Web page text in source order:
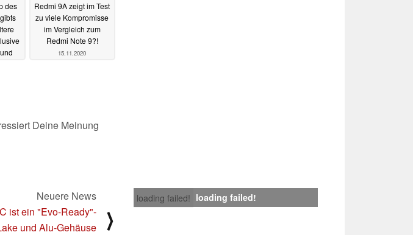
des
Redmi 9A zeigt im Test
zu viele Kompromisse
im Vergleich zum
Redmi Note 9?!
15.11.2020
Deine Meinung
loading failed! loading failed!
Neuere News
ist ein "Evo-Ready"-
und Alu-Gehäuse
⟩